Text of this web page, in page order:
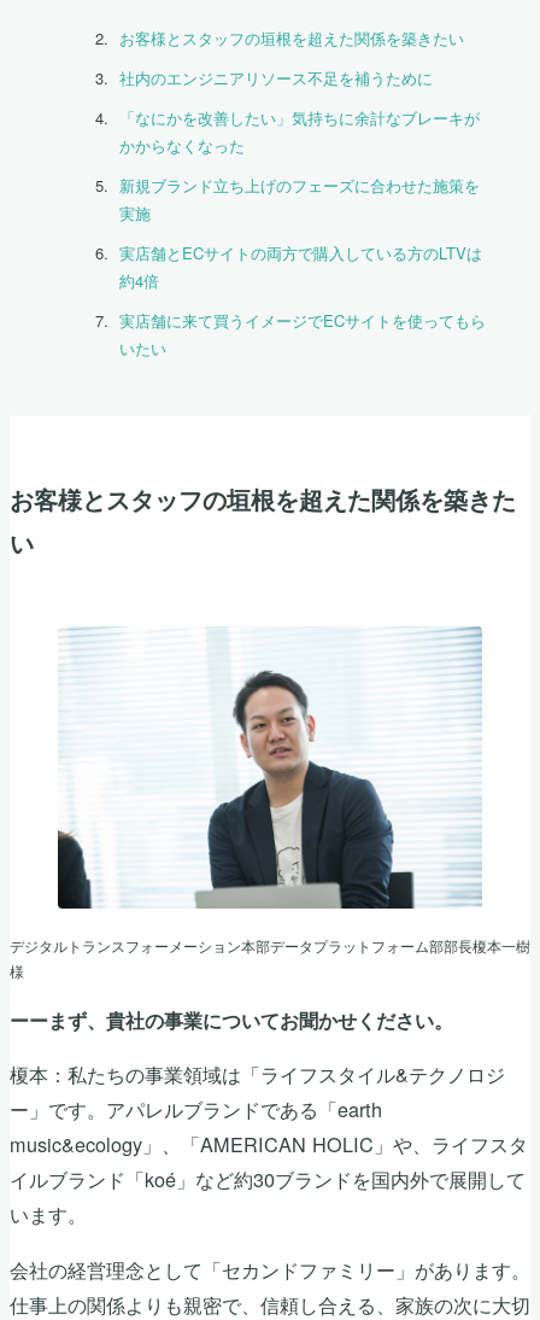
お客様とスタッフの垣根を超えた関係を築きたい
社内のエンジニアリソース不足を補うために
「なにかを改善したい」気持ちに余計なブレーキが
かからなくなった
新規ブランド立ち上げのフェーズに合わせた施策を
実施
実店舗とECサイトの両方で購入している方のLTVは
約4倍
実店舗に来て買うイメージでECサイトを使ってもら
いたい
お客様とスタッフの垣根を超えた関係を築きた
い
デジタルトランスフォーメーション本部データプラットフォーム部部長榎本一樹
様
ーーまず、貴社の事業についてお聞かせください。
榎本：私たちの事業領域は「ライフスタイル&テクノロジ
ー」です。アパレルブランドである「earth
music&ecology」、「AMERICAN HOLIC」や、ライフスタ
イルブランド「koé」など約30ブランドを国内外で展開して
います。
会社の経営理念として「セカンドファミリー」があります。
仕事上の関係よりも親密で、信頼し合える、家族の次に大切